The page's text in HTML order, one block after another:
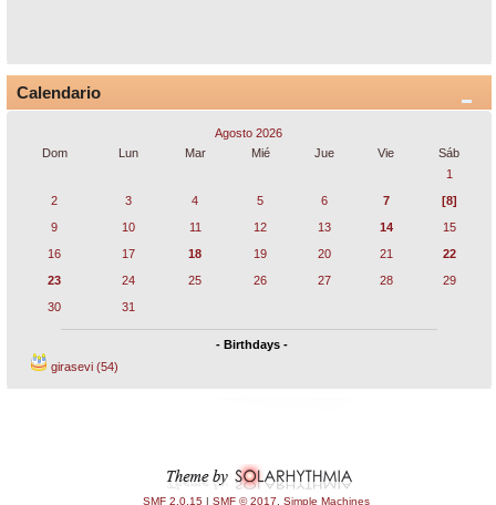
Calendario
Agosto 2026
Dom
Lun Mar Mié Jue Vie
Sáb
1
2
3 4 5 6 7
[8]
9
10 11 12 13 14
15
16
17 18 19 20 21
22
23
24 25 26 27 28
29
30
31
- Birthdays -
girasevi (54)
SMF 2.0.15 | SMF © 2017 Simple Machines